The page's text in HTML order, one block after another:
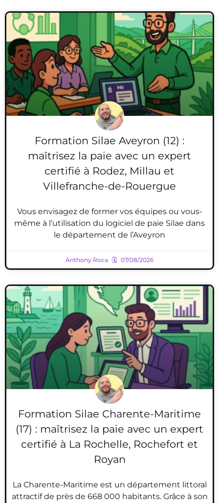
Formation Silae Aveyron (12) :
maîtrisez la paie avec un expert
certifié à Rodez, Millau et
Villefranche-de-Rouergue
Vous envisagez de former vos équipes ou vous-
même à l’utilisation du logiciel de paie Silae dans
le département de l’Aveyron
Anthony Roca 07/08/2026
Formation Silae Charente-Maritime
(17) : maîtrisez la paie avec un expert
certifié à La Rochelle, Rochefort et
Royan
La Charente-Maritime est un département littoral
attractif de près de 668 000 habitants. Grâce à son